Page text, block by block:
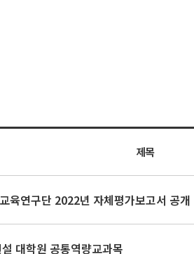
제목
육연구단 2022년 자체평가보고서 공개
대학원 공통역량교과목